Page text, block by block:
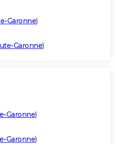
Garonne)
Garonne)
Garonne)
Garonne)